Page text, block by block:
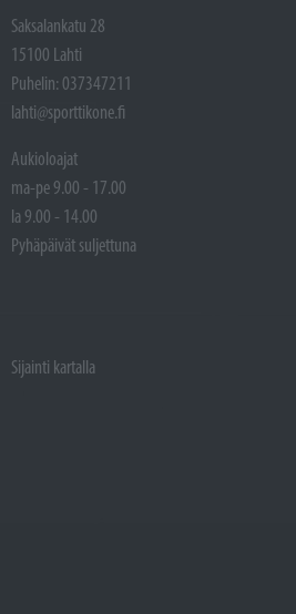
Saksalankatu 28
15100 Lahti
Puhelin: 037347211
lahti@sporttikone.fi
Aukioloajat
ma-pe 9.00 - 17.00
la 9.00 - 14.00
Pyhäpäivät suljettuna
Sijainti kartalla